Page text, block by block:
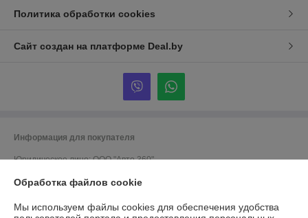
Политика обработки cookies
Сайт создан на платформе Deal.by
Информация для покупателя
Юридическое лицо:ООО "Авто 360"
УНП: 191635176
Обработка файлов cookie
Мы используем файлы cookies для обеспечения удобства